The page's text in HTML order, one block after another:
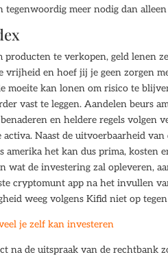
tegenwoordig meer nodig dan
te verkopen, geld lenen
vrijheid en hoef jij je geen zorgen
moeite kan lonen om risico te
vast te leggen. Aandelen beurs
en heldere regels volgen
Naast de uitvoerbaarheid
amerika het kan dus prima, kosten
wat de investering zal opleveren,
cryptomunt app na het invullen
weeg volgens Kifid niet op
je zelf kan investeren
na de uitspraak van de rechtbank